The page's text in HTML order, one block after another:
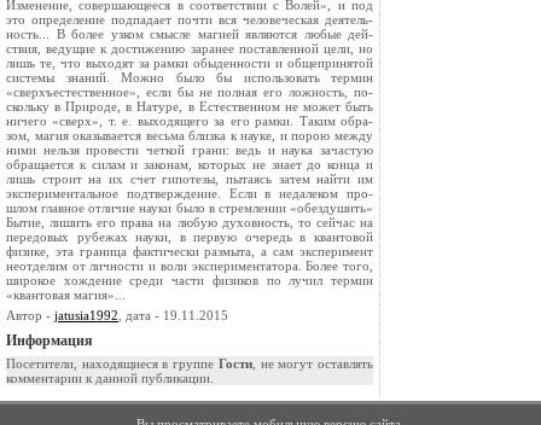
Изменение, совершающееся в соответствии с Волей», и под
это определение подпадает почти вся человеческая деятель­
ность... В более узком смысле магией являются любые дей­
ствия, ведущие к достижению заранее поставленной цели, но
лишь те, что выходят за рамки обыденности и общепринятой
системы знаний. Можно было бы использовать термин
«сверхъестественное», если бы не полная его ложность, по­
скольку в Природе, в Натуре, в Естественном не может быть
ничего «сверх», т. е. выходящего за его рамки. Таким обра­
зом, магия оказывается весьма близка к науке, и порою меж­ду
ними нельзя провести четкой грани: ведь и наука зачастую
обращается к силам и законам, которых не знает до конца и
лишь строит на их счет гипотезы, пытаясь затем найти им
экспериментальное подтверждение. Если в недалеком про­
шлом главное отличие науки было в стремлении «обезду­шить»
Бытие, лишить его права на любую духовность, то сейчас на
передовых рубежах науки, в первую очередь в квантовой
физике, эта граница фактически размыта, а сам эксперимент
неотделим от личности и воли экспериментато­ра. Более того,
широкое хождение среди части физиков по­ лучил термин
«квантовая магия»...
Автор - jatusia1992 , дата - 19.11.2015
Информация
Посетители, находящиеся в группе Гости, не могут оставлять
комментарии к данной публикации.